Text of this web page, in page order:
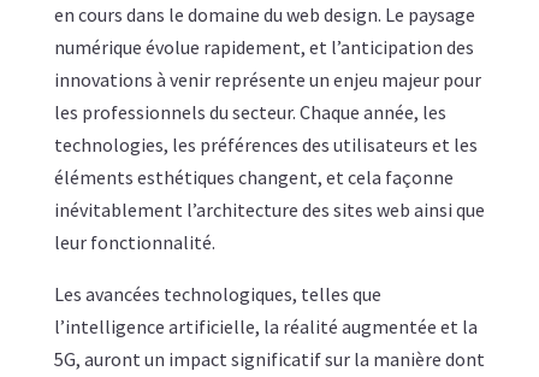
en cours dans le domaine du web design. Le paysage
numérique évolue rapidement, et l’anticipation des
innovations à venir représente un enjeu majeur pour
les professionnels du secteur. Chaque année, les
technologies, les préférences des utilisateurs et les
éléments esthétiques changent, et cela façonne
inévitablement l’architecture des sites web ainsi que
leur fonctionnalité.
Les avancées technologiques, telles que
l’intelligence artificielle, la réalité augmentée et la
5G, auront un impact significatif sur la manière dont